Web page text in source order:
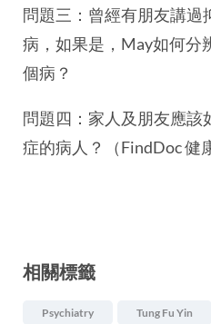
問題三：曾經有朋友講過
病，如果是，May如何分
個病？
問題四：家人及朋友應該
症的病人？（FindDoc 健
相關標籤
Psychiatry Tung Fu Yin